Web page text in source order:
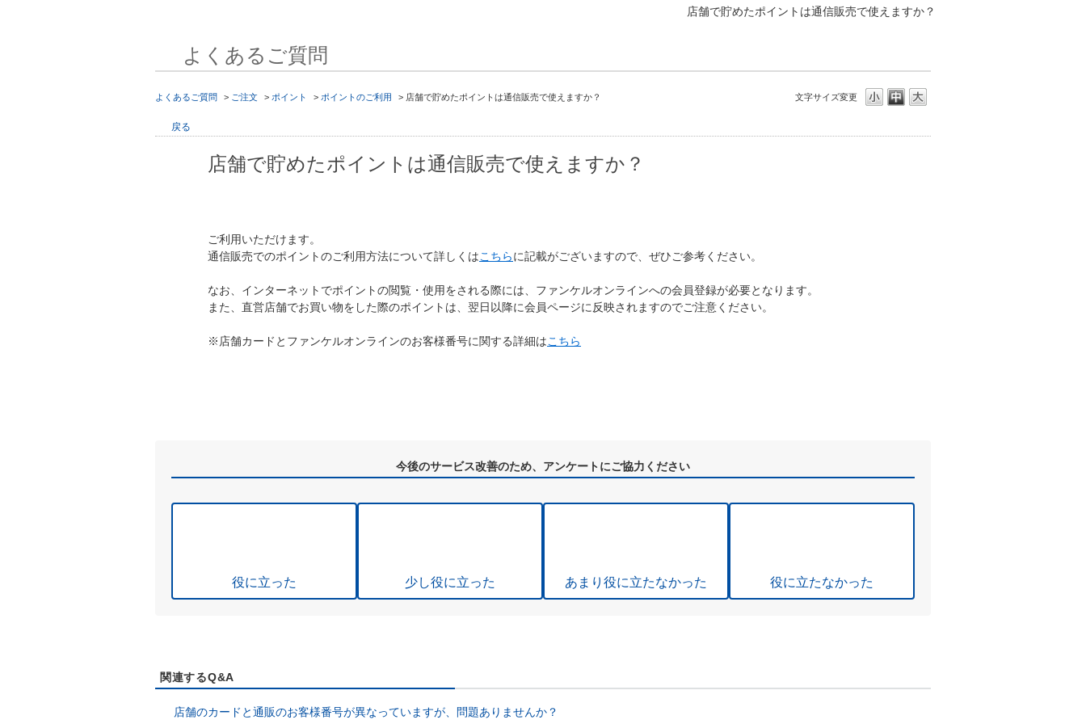
店舗で貯めたポイントは通信販売で使えますか？
よくあるご質問
文字サイズ変更
よくあるご質問 > ご注文 > ポイント > ポイントのご利用 > 店舗で貯めたポイントは通信販売で使えますか？
戻る
店舗で貯めたポイントは通信販売で使えますか？
ご利用いただけます。
通信販売でのポイントのご利用方法について詳しくはこちらに記載がございますので、ぜひご参考ください。
なお、インターネットでポイントの閲覧・使用をされる際には、ファンケルオンラインへの会員登録が必要となります。
また、直営店舗でお買い物をした際のポイントは、翌日以降に会員ページに反映されますのでご注意ください。
※店舗カードとファンケルオンラインのお客様番号に関する詳細はこちら
今後のサービス改善のため、アンケートにご協力ください
役に立った 少し役に立った あまり役に立たなかった 役に立たなかった
関連するQ&A
店舗のカードと通販のお客様番号が異なっていますが、問題ありませんか？